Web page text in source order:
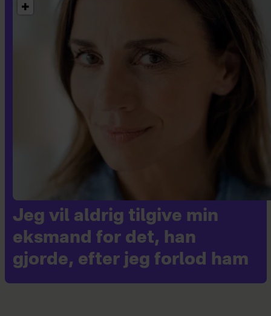
Jeg vil aldrig tilgive min
eksmand for det, han
gjorde, efter jeg forlod ham